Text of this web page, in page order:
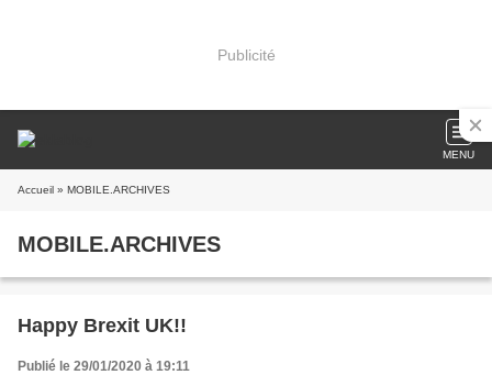
Publicité
MENU
Accueil » MOBILE.ARCHIVES
MOBILE.ARCHIVES
Happy Brexit UK!!
Publié le 29/01/2020 à 19:11